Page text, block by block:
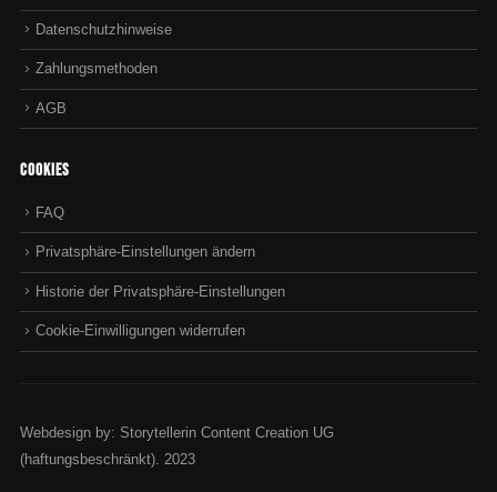
Datenschutzhinweise
Zahlungsmethoden
AGB
Cookies
FAQ
Privatsphäre-Einstellungen ändern
Historie der Privatsphäre-Einstellungen
Cookie-Einwilligungen widerrufen
Webdesign by: Storytellerin Content Creation UG
(haftungsbeschränkt). 2023